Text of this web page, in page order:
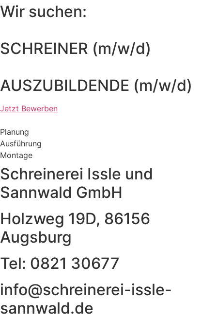
Wir suchen:
SCHREINER (m/w/d)
AUSZUBILDENDE (m/w/d)
Jetzt Bewerben
Planung
Ausführung
Montage
Schreinerei Issle und
Sannwald GmbH
Holzweg 19D, 86156
Augsburg
Tel: 0821 30677
info@schreinerei-issle-
sannwald.de